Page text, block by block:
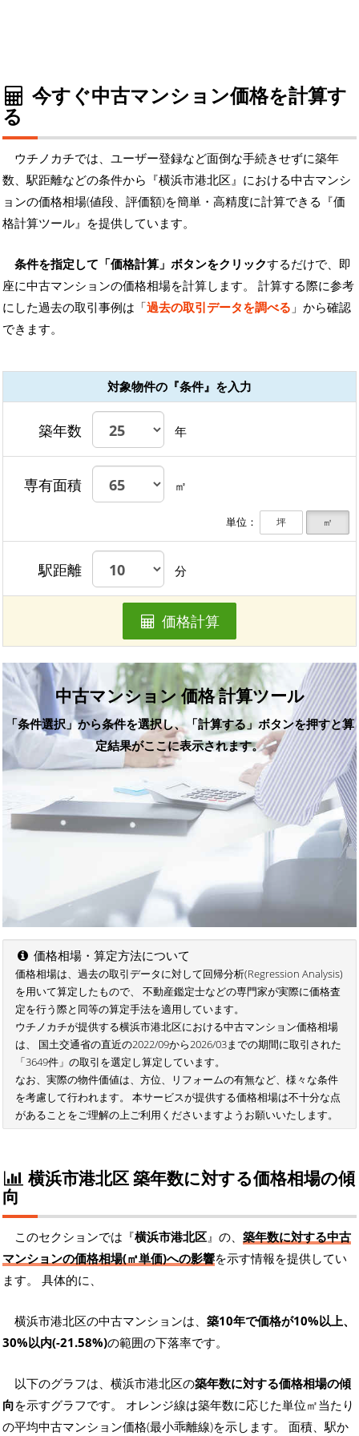
今すぐ中古マンション価格を計算す
る
ウチノカチでは、ユーザー登録など面倒な手続きせずに築年
数、駅距離などの条件から『横浜市港北区』における中古マンシ
ョンの価格相場(値段、評価額)を簡単・高精度に計算できる『価
格計算ツール』を提供しています。
条件を指定して「価格計算」ボタンをクリックするだけで、即
座に中古マンションの価格相場を計算します。 計算する際に参考
にした過去の取引事例は「過去の取引データを調べる 」から確認
できます。
対象物件の『条件』を入力
築年数 年
専有面積 ㎡
単位： 坪 ㎡
駅距離 分
価格計算
中古マンション 価格 計算ツール
「条件選択」から条件を選択し、「計算する」ボタンを押すと算
定結果がここに表示されます。
価格相場・算定方法について
価格相場は、過去の取引データに対して回帰分析(Regression Analysis)
を用いて算定したもので、 不動産鑑定士などの専門家が実際に価格査
定を行う際と同等の算定手法を適用しています。
ウチノカチが提供する横浜市港北区における中古マンション価格相場
は、 国土交通省の直近の2022/09から2026/03までの期間に取引された
「3649件」の取引を選定し算定しています。
なお、実際の物件価値は、方位、リフォームの有無など、様々な条件
を考慮して行われます。 本サービスが提供する価格相場は不十分な点
があることをご理解の上ご利用くださいますようお願いいたします。
横浜市港北区 築年数に対する価格相場の傾
向
このセクションでは『横浜市港北区 』の、 築年数に対する中古
マンションの価格相場(㎡単価)への影響を示す情報を提供してい
ます。 具体的に、
横浜市港北区の中古マンションは、 築10年で価格が10%以上、
30%以内(-21.58%)の範囲の下落率です。
以下のグラフは、横浜市港北区の築年数に対する価格相場の傾
向を示すグラフです。 オレンジ線は築年数に応じた単位㎡当たり
の平均中古マンション価格(最小乖離線)を示します。 面積、駅か